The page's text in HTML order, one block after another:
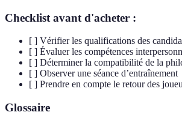
Checklist avant d'acheter :
[ ] Vérifier les qualifications des
[ ] Évaluer les compétences
[ ] Déterminer la compatibilité de la
[ ] Observer une séance d’entraînement
[ ] Prendre en compte le retour des
Glossaire